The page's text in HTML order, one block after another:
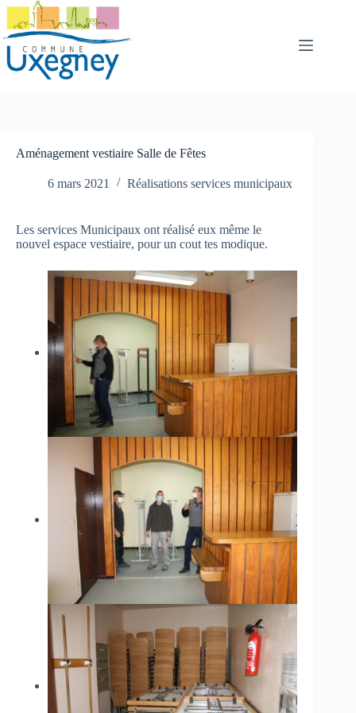
Passer
contenu
Aménagement vestiaire Salle de Fêtes
6 mars 2021 Réalisations services municipaux
Les services Municipaux ont réalisé eux même le
nouvel espace vestiaire, pour un cout tes modique.